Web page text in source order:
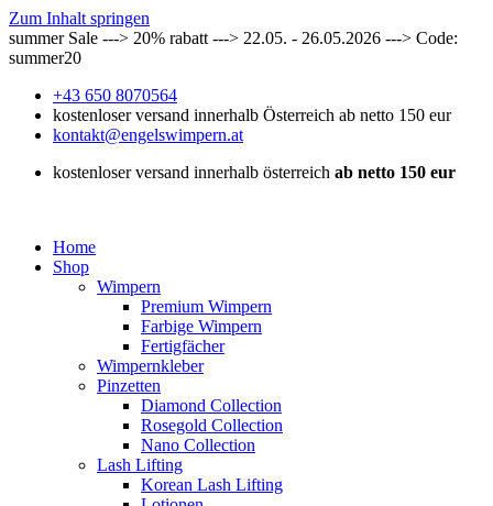
Zum Inhalt springen
summer Sale ---> 20% rabatt ---> 22.05. - 26.05.2026 ---> Code:
summer20
+43 650 8070564
kostenloser versand innerhalb Österreich ab netto 150 eur
kontakt@engelswimpern.at
kostenloser versand innerhalb österreich ab netto 150 eur
Home
Shop
Wimpern
Premium Wimpern
Farbige Wimpern
Fertigfächer
Wimpernkleber
Pinzetten
Diamond Collection
Rosegold Collection
Nano Collection
Lash Lifting
Korean Lash Lifting